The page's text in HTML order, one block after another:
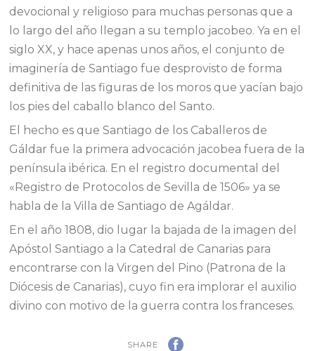
devocional y religioso para muchas personas que a
lo largo del año llegan a su templo jacobeo. Ya en el
siglo XX, y hace apenas unos años, el conjunto de
imaginería de Santiago fue desprovisto de forma
definitiva de las figuras de los moros que yacían bajo
los pies del caballo blanco del Santo.
El hecho es que Santiago de los Caballeros de
Gáldar fue la primera advocación jacobea fuera de la
península ibérica. En el registro documental del
«Registro de Protocolos de Sevilla de 1506» ya se
habla de la Villa de Santiago de Agáldar.
En el año 1808, dio lugar la bajada de la imagen del
Apóstol Santiago a la Catedral de Canarias para
encontrarse con la Virgen del Pino (Patrona de la
Diócesis de Canarias), cuyo fin era implorar el auxilio
divino con motivo de la guerra contra los franceses.
SHARE